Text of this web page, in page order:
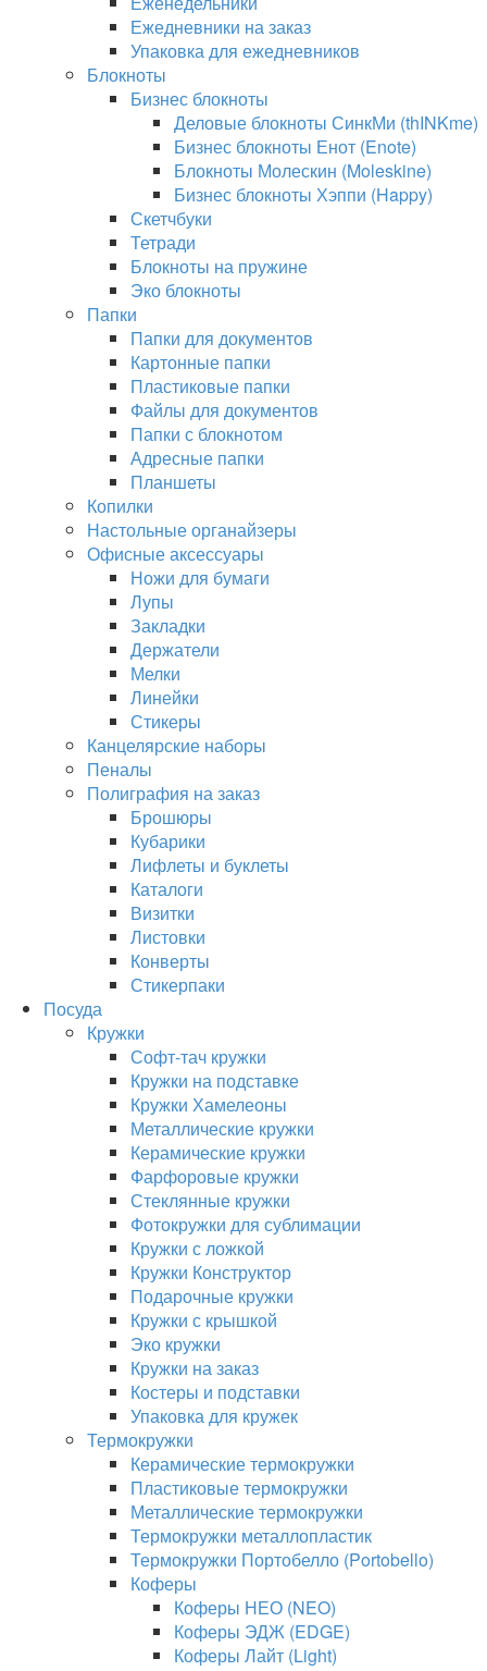
Ежедневники на заказ
Упаковка для ежедневников
Блокноты
Бизнес блокноты
Деловые блокноты СинкМи (thINKme)
Бизнес блокноты Енот (Enote)
Блокноты Молескин (Moleskine)
Бизнес блокноты Хэппи (Happy)
Скетчбуки
Тетради
Блокноты на пружине
Эко блокноты
Папки
Папки для документов
Картонные папки
Пластиковые папки
Файлы для документов
Папки с блокнотом
Адресные папки
Планшеты
Копилки
Настольные органайзеры
Офисные аксессуары
Ножи для бумаги
Лупы
Закладки
Держатели
Мелки
Линейки
Стикеры
Канцелярские наборы
Пеналы
Полиграфия на заказ
Брошюры
Кубарики
Лифлеты и буклеты
Каталоги
Визитки
Листовки
Конверты
Стикерпаки
Посуда
Кружки
Софт-тач кружки
Кружки на подставке
Кружки Хамелеоны
Металлические кружки
Керамические кружки
Фарфоровые кружки
Стеклянные кружки
Фотокружки для сублимации
Кружки с ложкой
Кружки Конструктор
Подарочные кружки
Кружки с крышкой
Эко кружки
Кружки на заказ
Костеры и подставки
Упаковка для кружек
Термокружки
Керамические термокружки
Пластиковые термокружки
Металлические термокружки
Термокружки металлопластик
Термокружки Портобелло (Portobello)
Коферы
Коферы НЕО (NEO)
Коферы ЭДЖ (EDGE)
Коферы Лайт (Light)